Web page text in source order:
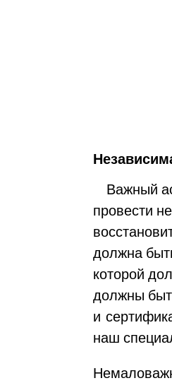
Важный
провести
должна
которой
должны
и
наш